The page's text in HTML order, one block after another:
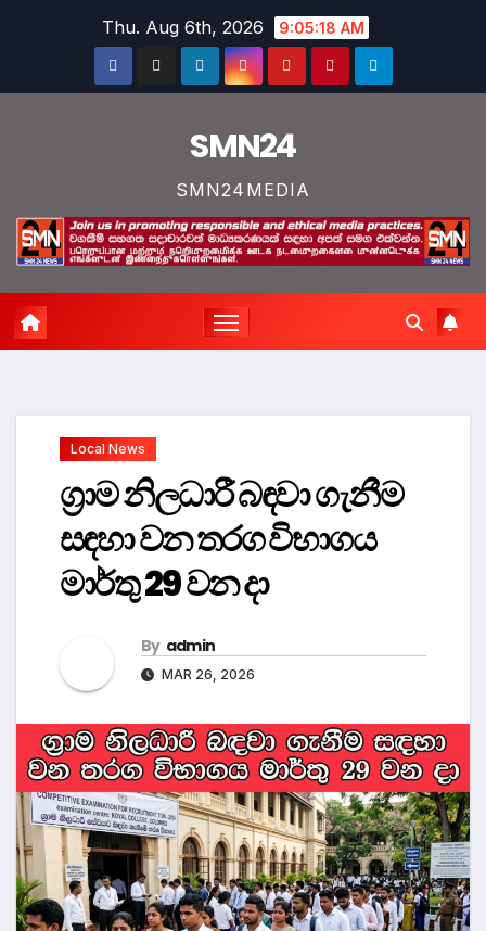
Thu. Aug 6th, 2026 9:05:18 AM
SMN24
SMN24MEDIA
Local News
ග්‍රාම නිලධාරී බඳවා ගැනීම
සඳහා වන තරග විභාගය
මාර්තු 29 වන දා
By admin
MAR 26, 2026